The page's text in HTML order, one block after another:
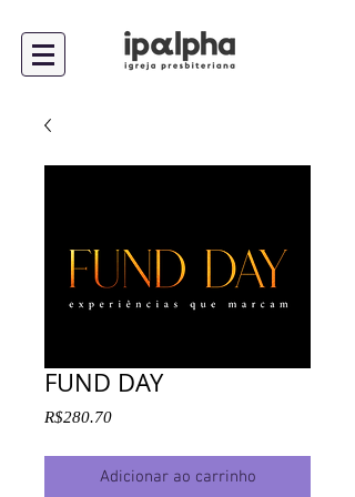
FUND DAY
R$280.70Preço
Adicionar ao carrinho